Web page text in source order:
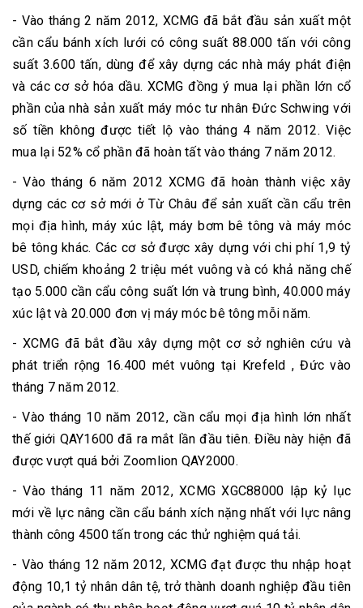
- Vào tháng 2 năm 2012, XCMG đã bắt đầu sản xuất một
cần cẩu bánh xích lưới có công suất 88.000 tấn với công
suất 3.600 tấn, dùng để xây dựng các nhà máy phát điện
và các cơ sở hóa dầu. XCMG đồng ý mua lại phần lớn cổ
phần của nhà sản xuất máy móc tư nhân Đức Schwing với
số tiền không được tiết lộ vào tháng 4 năm 2012. Việc
mua lại 52% cổ phần đã hoàn tất vào tháng 7 năm 2012.
- Vào tháng 6 năm 2012 XCMG đã hoàn thành việc xây
dựng các cơ sở mới ở Từ Châu để sản xuất cần cẩu trên
mọi địa hình, máy xúc lật, máy bơm bê tông và máy móc
bê tông khác. Các cơ sở được xây dựng với chi phí 1,9 tỷ
USD, chiếm khoảng 2 triệu mét vuông và có khả năng chế
tạo 5.000 cần cẩu công suất lớn và trung bình, 40.000 máy
xúc lật và 20.000 đơn vị máy móc bê tông mỗi năm.
- XCMG đã bắt đầu xây dựng một cơ sở nghiên cứu và
phát triển rộng 16.400 mét vuông tại Krefeld , Đức vào
tháng 7 năm 2012.
- Vào tháng 10 năm 2012, cần cẩu mọi địa hình lớn nhất
thế giới QAY1600 đã ra mắt lần đầu tiên. Điều này hiện đã
được vượt quá bởi Zoomlion QAY2000.
- Vào tháng 11 năm 2012, XCMG XGC88000 lập kỷ lục
mới về lực nâng cần cẩu bánh xích nặng nhất với lực nâng
thành công 4500 tấn trong các thử nghiệm quá tải.
- Vào tháng 12 năm 2012, XCMG đạt được thu nhập hoạt
động 10,1 tỷ nhân dân tệ, trở thành doanh nghiệp đầu tiên